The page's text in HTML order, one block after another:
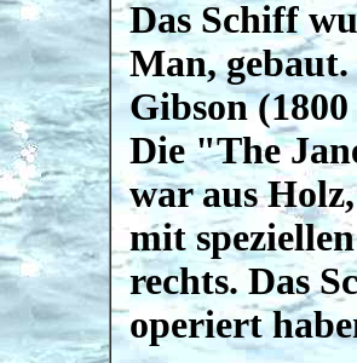
Das Schiff
Man,
Gibson
Die "The
war aus
mit
rechts. Das
operiert